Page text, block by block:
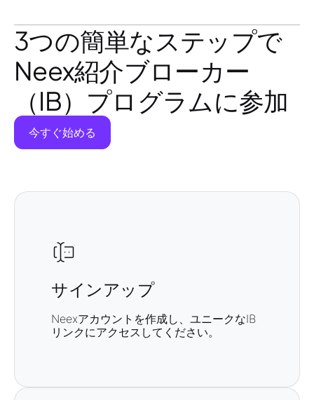
3つの簡単なステップで
Neex紹介ブローカー
（IB）プログラムに参加
今すぐ始める
サインアップ
Neexアカウントを作成し、ユニークなIB
リンクにアクセスしてください。